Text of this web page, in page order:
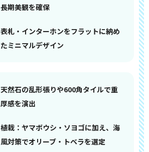
長期美観を確保
表札・インターホンをフラットに納め
たミニマルデザイン
天然石の乱形張りや600角タイルで重
厚感を演出
植栽：ヤマボウシ・ソヨゴに加え、海
風対策でオリーブ・トベラを選定